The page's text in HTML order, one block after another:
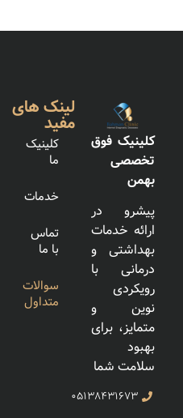
کلینیک فوق
تخصصی
بهمن
پیشرو در
ارائه خدمات
بهداشتی و
درمانی با
رویکردی
نوین و
متمایز، برای
بهبود
سلامت شما
۰۵۱۳۸۴۳۱۶۷۳
لینک های
مفید
کلینیک
ما
خدمات
تماس
با ما
سوالات
متداول